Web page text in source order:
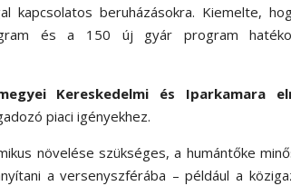
kapcsolatos beruházásokra. Kiemelte,
és a 150 új gyár program
Kereskedelmi és Iparkamara
piaci igényekhez.
növelése szükséges, a humántőke
a versenyszférába – például a